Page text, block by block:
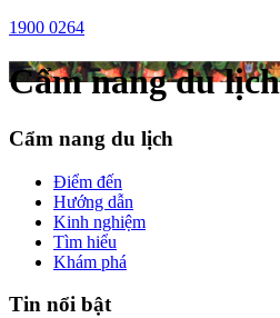
1900 0264
Cẩm nang du lịch
Cẩm nang du lịch
Điểm đến
Hướng dẫn
Kinh nghiệm
Tìm hiểu
Khám phá
Tin nổi bật